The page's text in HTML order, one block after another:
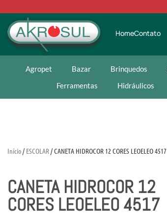
HomeContato
Agropet Bazar Brinquedos
Ferramentas
Hidráulicos
Início/ ESCOLAR/ CANETA HIDROCOR 12 CORES LEOELEO 4517
CANETA HIDROCOR 12
CORES LEOELEO 4517